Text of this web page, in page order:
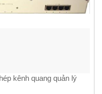
kênh quang quản lý